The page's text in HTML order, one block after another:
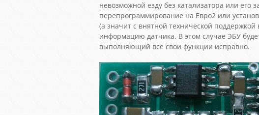
невозможной езду без катализатора или его
перепрограммирование на Евро2 или
(а значит с внятной технической
информацию датчика. В этом случае ЭБУ
выполняющий все свои функции исправно.